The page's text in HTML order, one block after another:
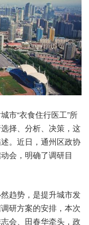
市“衣食住行医工”所
择、分析、决策，这
。近日，通州区政协
会，明确了调研目
趋势，是提升城市发
研方案的安排，本次
会、田春华牵头，政